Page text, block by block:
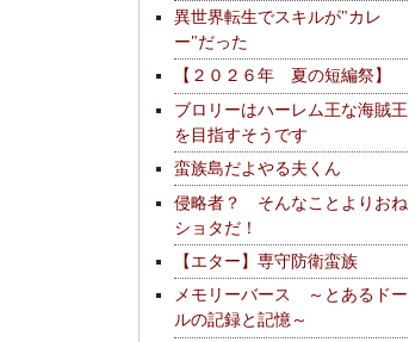
異世界転生でスキルが"カレ
ー"だった
【２０２６年 夏の短編祭】
ブロリーはハーレム王な海賊王
を目指すそうです
蛮族島だよやる夫くん
侵略者？ そんなことよりおね
ショタだ！
【エター】専守防衛蛮族
メモリーバース ～とあるドー
ルの記録と記憶～